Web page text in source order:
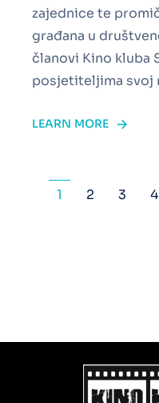
zajednice te
građana u
članovi Kino kluba
posjetiteljima svoj
LEARN MORE
1 2 3 4